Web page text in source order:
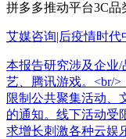
拼多多推动平台3C
艾媒咨询|后疫情时
本报告研究涉及企业
艺、腾讯游戏。
限制公共聚集活动、
的通知。线下活动受
求增长刺激各种云娱